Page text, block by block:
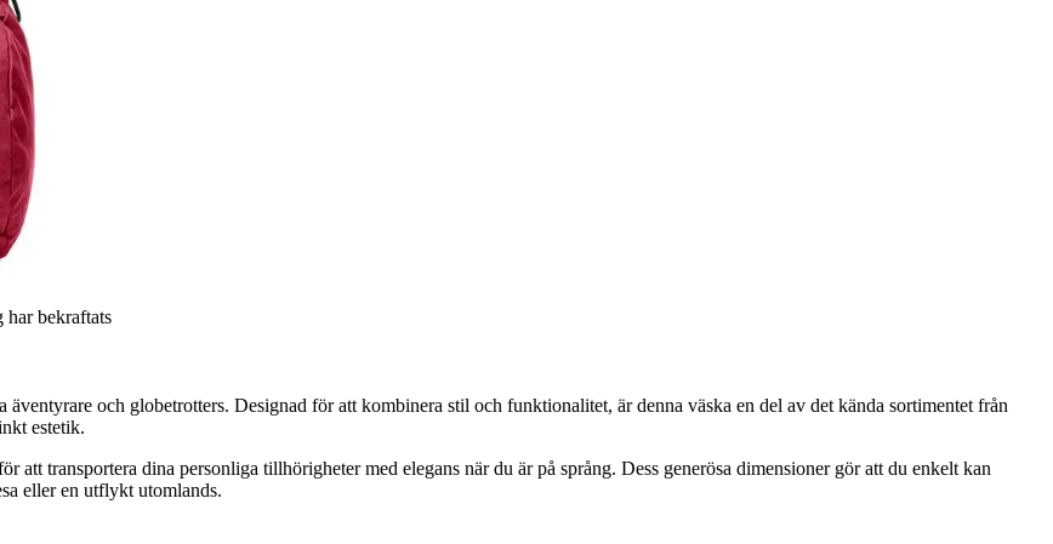
har bekraftats
och globetrotters. Designad för att kombinera stil och funktionalitet, är denna väska en del av det kända sortimentet från
estetik.
transportera dina personliga tillhörigheter med elegans när du är på språng. Dess generösa dimensioner gör att du enkelt kan
eller en utflykt utomlands.